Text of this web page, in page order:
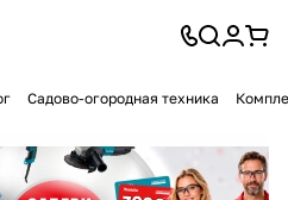
Садово-огородная техника